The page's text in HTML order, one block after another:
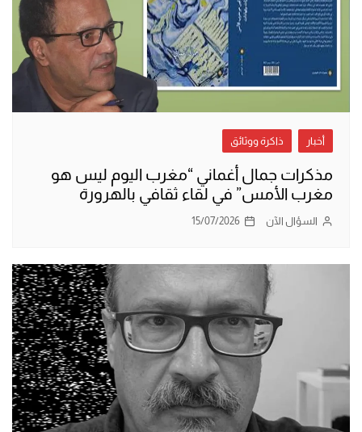
أخبار ذاكرة ووثائق
مذكرات جمال أغماني “مغرب اليوم ليس هو
مغرب الأمس” في لقاء ثقافي بالهرورة
السؤال الآن 15/07/2026